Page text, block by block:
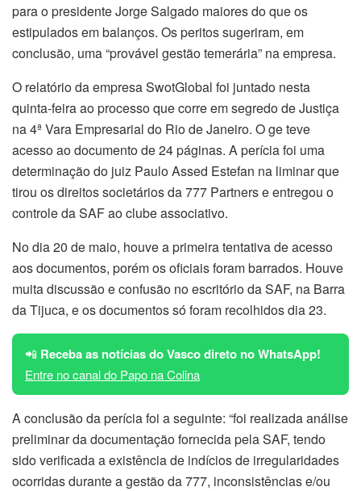
para o presidente Jorge Salgado maiores do que os
estipulados em balanços. Os peritos sugeriram, em
conclusão, uma “provável gestão temerária” na empresa.
O relatório da empresa SwotGlobal foi juntado nesta
quinta-feira ao processo que corre em segredo de Justiça
na 4ª Vara Empresarial do Rio de Janeiro. O ge teve
acesso ao documento de 24 páginas. A perícia foi uma
determinação do juiz Paulo Assed Estefan na liminar que
tirou os direitos societários da 777 Partners e entregou o
controle da SAF ao clube associativo.
No dia 20 de maio, houve a primeira tentativa de acesso
aos documentos, porém os oficiais foram barrados. Houve
muita discussão e confusão no escritório da SAF, na Barra
da Tijuca, e os documentos só foram recolhidos dia 23.
📲 Receba as notícias do Vasco direto no WhatsApp!
Entre no canal do Papo na Colina
A conclusão da perícia foi a seguinte: “foi realizada análise
preliminar da documentação fornecida pela SAF, tendo
sido verificada a existência de indícios de irregularidades
ocorridas durante a gestão da 777, inconsistências e/ou